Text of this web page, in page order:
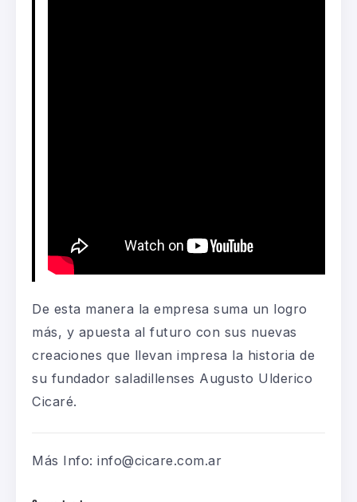
De esta manera la empresa suma un logro
más, y apuesta al futuro con sus nuevas
creaciones que llevan impresa la historia de
su fundador saladillenses Augusto Ulderico
Cicaré.
Más Info: info@cicare.com.ar